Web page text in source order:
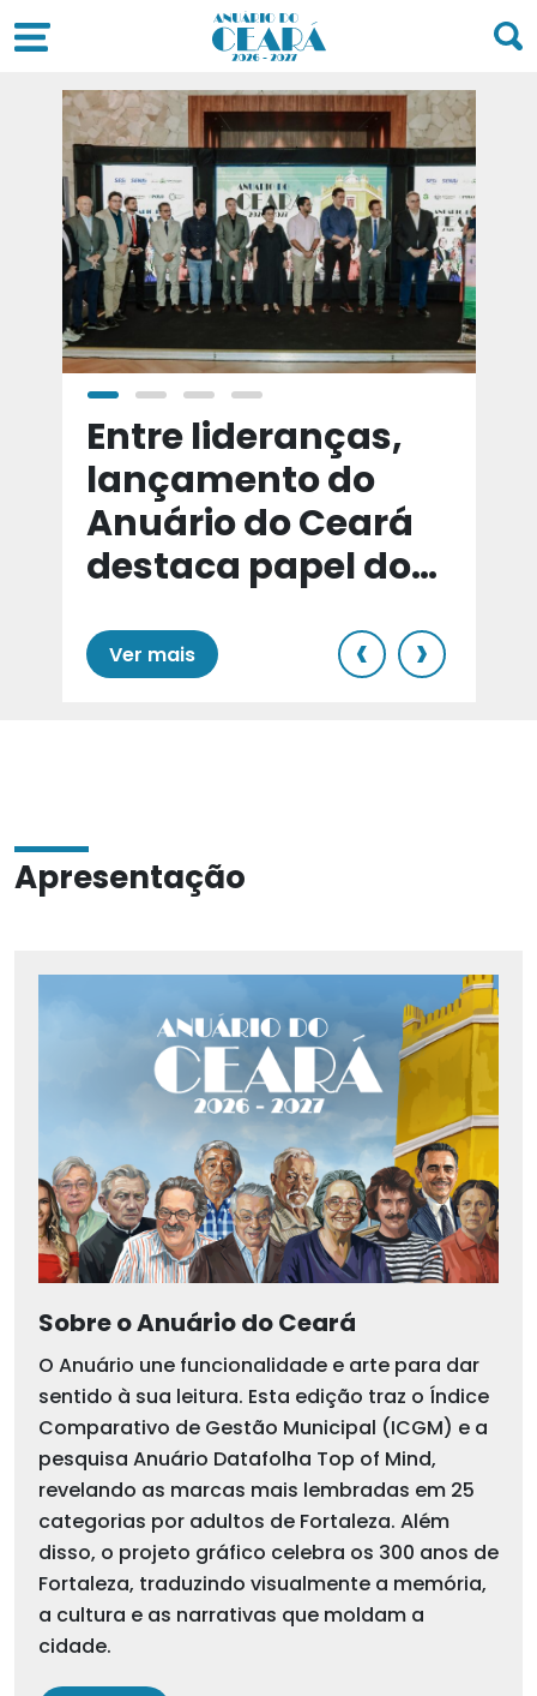
Entre lideranças,
lançamento do
Anuário do Ceará
destaca papel do
Ver mais ‹ ›
Apresentação
Sobre o Anuário do Ceará
O Anuário une funcionalidade e arte para dar
sentido à sua leitura. Esta edição traz o Índice
Comparativo de Gestão Municipal (ICGM) e a
pesquisa Anuário Datafolha Top of Mind,
revelando as marcas mais lembradas em 25
categorias por adultos de Fortaleza. Além
disso, o projeto gráfico celebra os 300 anos de
Fortaleza, traduzindo visualmente a memória,
a cultura e as narrativas que moldam a
cidade.